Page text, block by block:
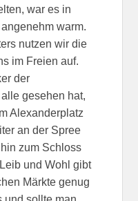
war es in
warm.
nutzen wir die
im Freien auf.
der
gesehen hat,
Alexanderplatz
an der Spree
zum Schloss
und Wohl gibt
Märkte genug